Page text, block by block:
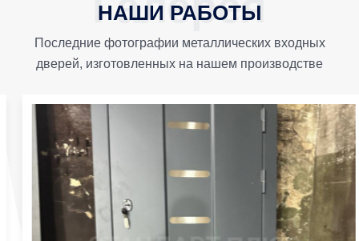
НАШИ РАБОТЫ
Последние фотографии металлических входных
дверей, изготовленных на нашем производстве